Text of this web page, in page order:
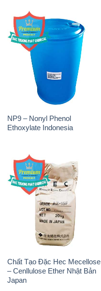
NP9 – Nonyl Phenol
Ethoxylate Indonesia
Chất Tạo Đặc Hec Mecellose
– Cenllulose Ether Nhật Bản
Japan